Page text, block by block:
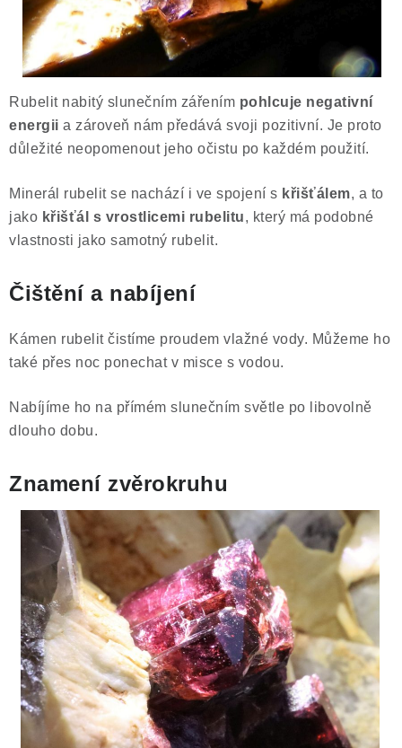
Rubelit nabitý slunečním zářením pohlcuje negativní
energii a zároveň nám předává svoji pozitivní. Je proto
důležité neopomenout jeho očistu po každém použití.
Minerál rubelit se nachází i ve spojení s křišťálem, a to
jako křišťál s vrostlicemi rubelitu, který má podobné
vlastnosti jako samotný rubelit.
Čištění a nabíjení
Kámen rubelit čistíme proudem vlažné vody. Můžeme ho
také přes noc ponechat v misce s vodou.
Nabíjíme ho na přímém slunečním světle po libovolně
dlouho dobu.
Znamení zvěrokruhu